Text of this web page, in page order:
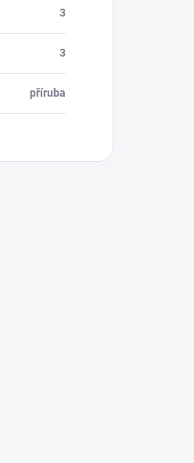
3
3
příruba